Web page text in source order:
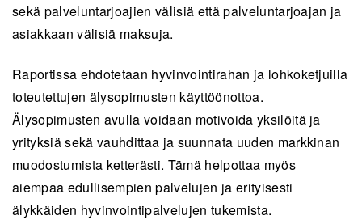
sekä palveluntarjoajien välisiä että palveluntarjoajan ja
asiakkaan välisiä maksuja.
Raportissa ehdotetaan hyvinvointirahan ja lohkoketjuilla
toteutettujen älysopimusten käyttöönottoa.
Älysopimusten avulla voidaan motivoida yksilöitä ja
yrityksiä sekä vauhdittaa ja suunnata uuden markkinan
muodostumista ketterästi. Tämä helpottaa myös
aiempaa edullisempien palvelujen ja erityisesti
älykkäiden hyvinvointipalvelujen tukemista.